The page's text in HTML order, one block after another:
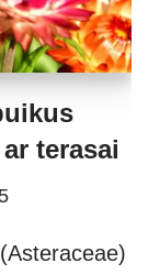
terasai